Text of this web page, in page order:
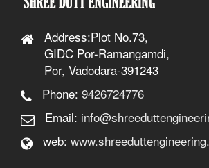
Address:Plot No.73,
GIDC Por-Ramangamdi,
Por, Vadodara-391243
Phone: 9426724776
Email:
web: